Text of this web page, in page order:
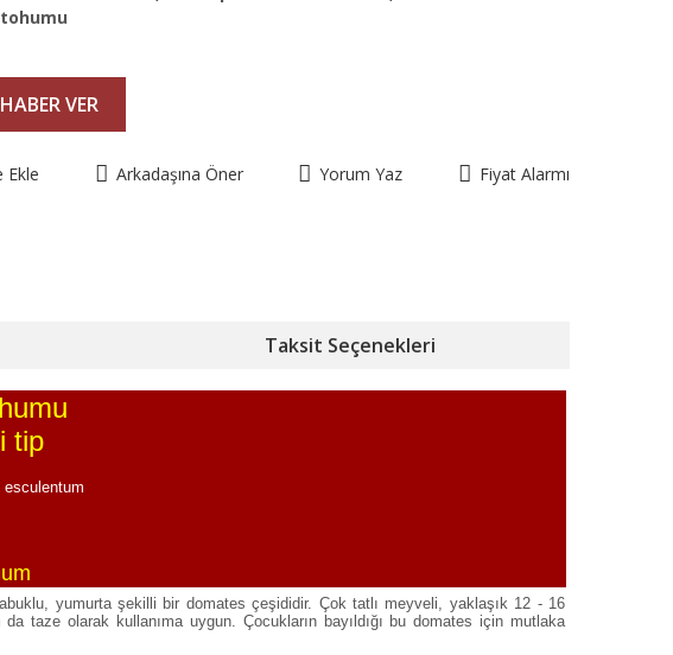
tohumu
VER
Ekle Arkadaşına Öner Yorum Yaz Fiyat Alarmı
Taksit Seçenekleri
tip
esculentum
yumurta şekilli bir domates çeşididir. Çok tatlı meyveli, yaklaşık 12 - 16
taze olarak kullanıma uygun. Çocukların bayıldığı bu domates için mutlaka